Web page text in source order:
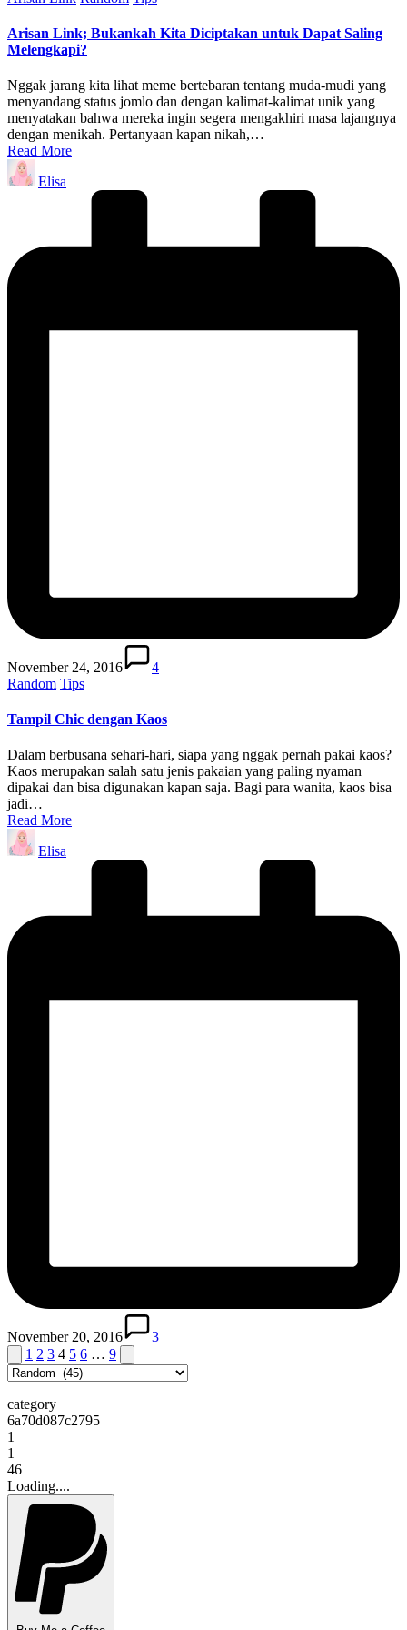
Arisan Link; Bukankah Kita Diciptakan untuk Dapat Saling
Melengkapi?
Nggak jarang kita lihat meme bertebaran tentang muda-mudi yang
menyandang status jomlo dan dengan kalimat-kalimat unik yang
menyatakan bahwa mereka ingin segera mengakhiri masa lajangnya
dengan menikah. Pertanyaan kapan nikah,…
Read More
Posted
by
Elisa
November 24, 2016
4
Posted
Random Tips
Tampil Chic dengan Kaos
Dalam berbusana sehari-hari, siapa yang nggak pernah pakai kaos?
Kaos merupakan salah satu jenis pakaian yang paling nyaman
dipakai dan bisa digunakan kapan saja. Bagi para wanita, kaos bisa
jadi…
Read More
Posted
by
Elisa
November 20, 2016 3
Paginasi
pos
Previous
page
1 2 3 4 5 6 … 9 Next
page
category
6a70d087c2795
1
1
46
Loading....